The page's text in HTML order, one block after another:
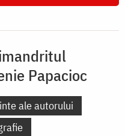
Papacioc
ale autorului